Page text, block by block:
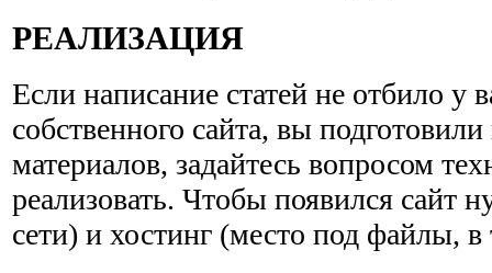
РЕАЛИЗАЦИЯ
Если написание статей не отбило у
собственного сайта, вы
материалов, задайтесь вопросом
реализовать. Чтобы появился сайт
сети) и хостинг (место под файлы,